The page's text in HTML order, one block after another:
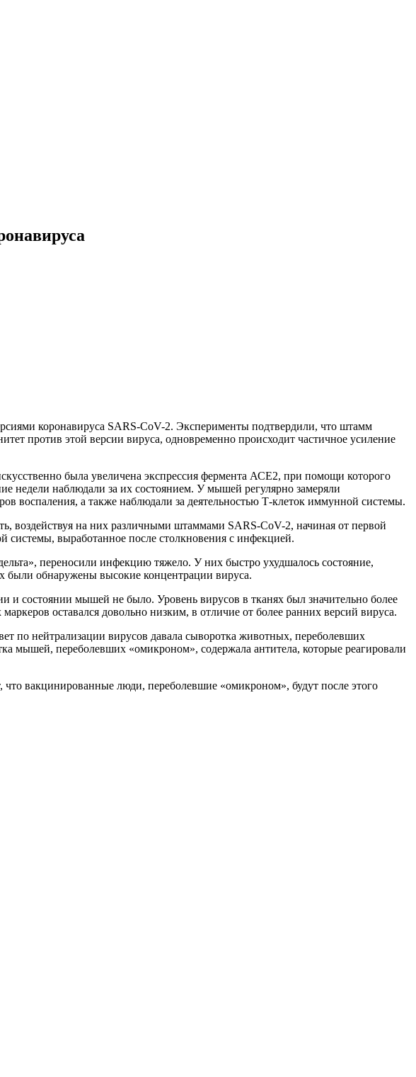
коронавируса SARS-CoV-2. Эксперименты подтвердили, что штамм
против этой версии вируса, одновременно происходит частичное усиление
была увеличена экспрессия фермента АСЕ2, при помощи которого
недели наблюдали за их состоянием. У мышей регулярно замеряли
воспаления, а также наблюдали за деятельностью Т-клеток иммунной системы.
воздействуя на них различными штаммами SARS-CoV-2, начиная от первой
системы, выработанное после столкновения с инфекцией.
переносили инфекцию тяжело. У них быстро ухудшалось состояние,
были обнаружены высокие концентрации вируса.
и состоянии мышей не было. Уровень вирусов в тканях был значительно более
оставался довольно низким, в отличие от более ранних версий вируса.
по нейтрализации вирусов давала сыворотка животных, переболевших
мышей, переболевших «омикроном», содержала антитела, которые реагировали
вакцинированные люди, переболевшие «омикроном», будут после этого